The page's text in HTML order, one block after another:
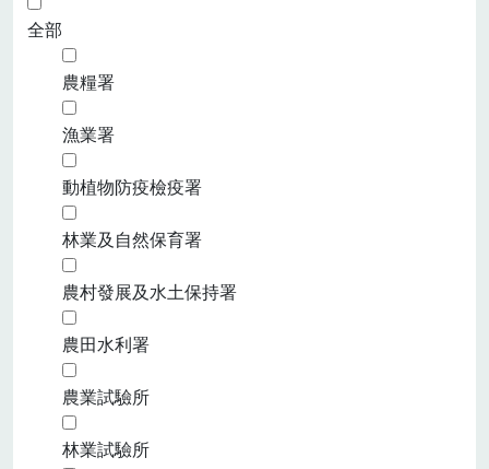
全部
農糧署
漁業署
動植物防疫檢疫署
林業及自然保育署
農村發展及水土保持署
農田水利署
農業試驗所
林業試驗所